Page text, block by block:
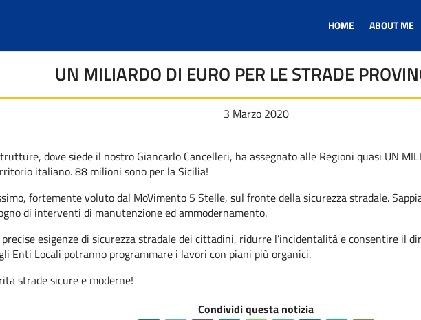
HOME ABOUT ME
UN MILIARDO DI EURO PER LE STRADE
3 Marzo 2020
dove siede il nostro Giancarlo Cancelleri, ha assegnato alle Regioni quasi UN
italiano. 88 milioni sono per la Sicilia!
fortemente voluto dal MoVimento 5 Stelle, sul fronte della sicurezza stradale.
di interventi di manutenzione ed ammodernamento.
precise esigenze di sicurezza stradale dei cittadini, ridurre l’incidentalità e consentire il
Enti Locali potranno programmare i lavori con piani più organici.
strade sicure e moderne!
Condividi questa notizia